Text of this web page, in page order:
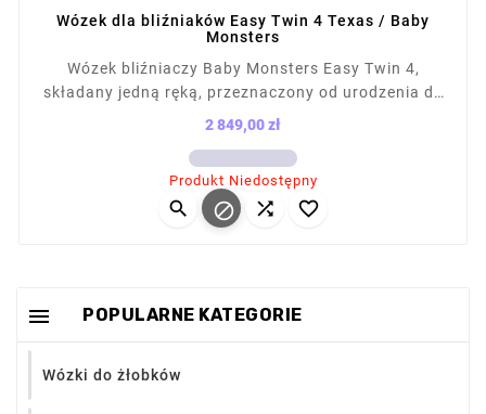
Wózek dla bliźniaków Easy Twin 4 Texas / Baby
Monsters
Wózek bliźniaczy Baby Monsters Easy Twin 4,
składany jedną ręką, przeznaczony od urodzenia do
22 kg na siedzisko. Posiada płaskie rozkładanie,
amortyzację 4 kół, koła z mikro powietrzem, duży
kosz (5 kg), pokrowiec przeciwdeszczowy. Wymiary
po złożeniu: 64×67×22 cm. Dla dzieci do 22 kg.
2 849,00 zł
Produkt Niedostępny
   
POPULARNE KATEGORIE

Wózki do żłobków